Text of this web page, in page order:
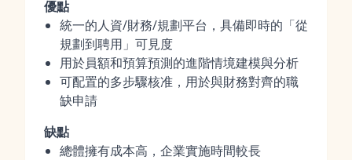
優點
統一的人資/財務/規劃平台，具備即時的「從
規劃到聘用」可見度
用於員額和預算預測的進階情境建模與分析
可配置的多步驟核准，用於與財務對齊的職
缺申請
缺點
總體擁有成本高，企業實施時間較長